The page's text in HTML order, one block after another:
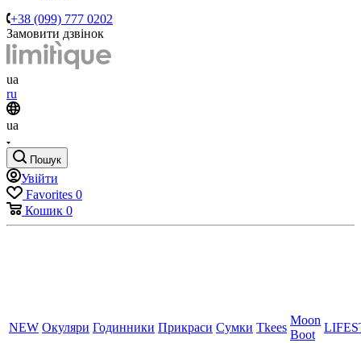
+38 (099) 777 0202
Замовити дзвінок
ua
ru
ua
Пошук
Увійти
Favorites 0
Кошик 0
NEW Окуляри Годинники Прикраси Сумки Tkees
Moon
Boot